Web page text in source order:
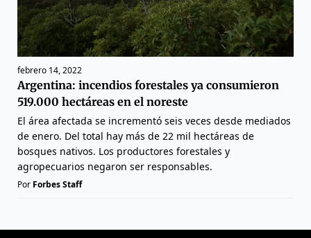
febrero 14, 2022
Argentina: incendios forestales ya consumieron
519.000 hectáreas en el noreste
El área afectada se incrementó seis veces desde mediados
de enero. Del total hay más de 22 mil hectáreas de
bosques nativos. Los productores forestales y
agropecuarios negaron ser responsables.
Por Forbes Staff